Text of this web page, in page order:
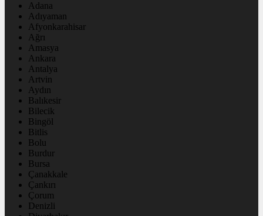
Adana
Adıyaman
Afyonkarahisar
Ağrı
Amasya
Ankara
Antalya
Artvin
Aydın
Balıkesir
Bilecik
Bingöl
Bitlis
Bolu
Burdur
Bursa
Çanakkale
Çankırı
Çorum
Denizli